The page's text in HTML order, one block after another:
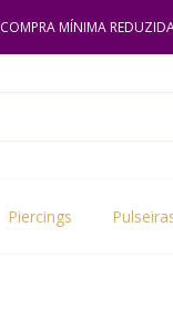
COMPRA MÍNIMA
Piercings